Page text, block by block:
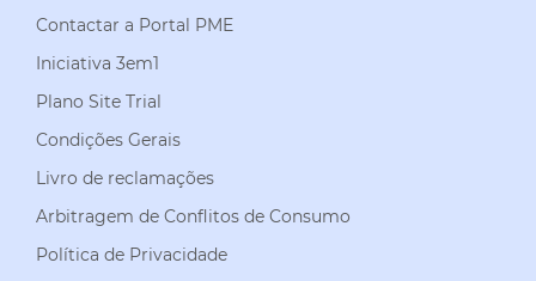
Contactar a Portal PME
Iniciativa 3em1
Plano Site Trial
Condições Gerais
Livro de reclamações
Arbitragem de Conflitos de Consumo
Política de Privacidade